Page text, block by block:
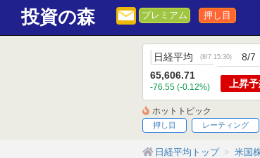
投資の森 プレミアム 押し目
日経平均 (8/7 15:30)
65,606.71
-76.55 (-0.12%)
8/7
上昇
ホットトピック
押し目 レーティング
日経平均トップ 米国